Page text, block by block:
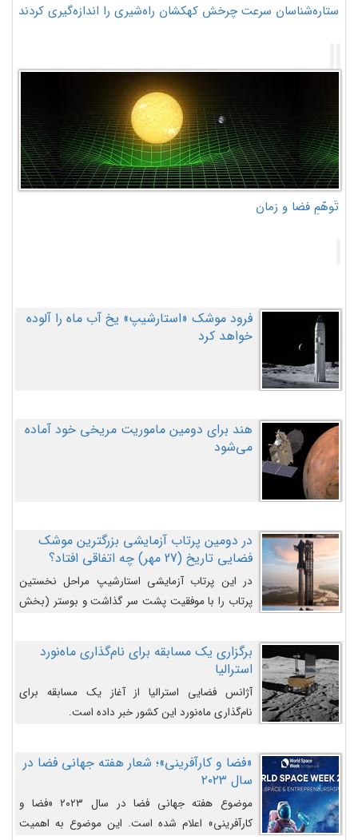
ستاره‌شناسان سرعت چرخش کهکشان راه‌شیری را اندازه‌گیری کردند
تَوهّمِ فضا و زمان
فرود موشک «استارشیپ» یخ آب ماه را آلوده
خواهد کرد
هند برای دومین ماموریت مریخی خود آماده
می‌شود
در دومین پرتاب آزمایشی بزرگترین موشک
فضایی تاریخ (27 مهر‌) چه اتفاقی افتاد؟
در این پرتاب آزمایشی استارشیپ مراحل نخستین
پرتاب را با موفقیت پشت سر گذاشت و بوستر (بخش
را وارد مسیر از پیش تعیین‌شده کند و سپس با یک
مکانیزم جدید با موفقیت از آن جدا شود. ‌
برگزاری یک مسابقه برای نام‌گذاری ماه‌نورد
استرالیا
آژانس فضایی استرالیا از آغاز یک مسابقه برای
نام‌گذاری ماه‌نورد این کشور خبر داده است.
«فضا و کارآفرینی»؛ شعار هفته جهانی فضا در
سال ۲۰۲۳
موضوع هفته جهانی فضا در سال ۲۰۲۳ «فضا و
کارآفرینی» اعلام شده است. این موضوع به اهمیت